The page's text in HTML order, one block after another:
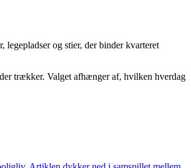
og stier, der binder kvarteret
trækker. Valget afhænger af, hvilken hverdag